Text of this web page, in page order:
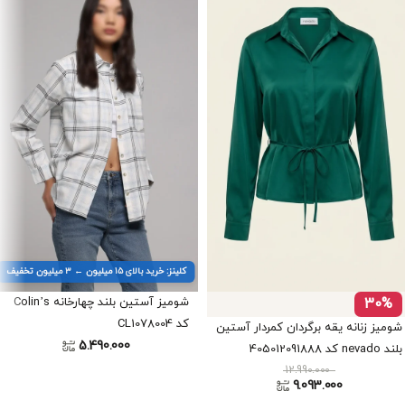
30%
شومیز زنانه یقه برگردان کمردار آستین
بلند nevado کد 405012091888
12.990.000
9.093.000
کلینز: خرید بالای ۱۵ میلیون ← ۳ میلیون تخفیف
شومیز آستین بلند چهارخانه Colin’s
کد CL1078004
5.490.000